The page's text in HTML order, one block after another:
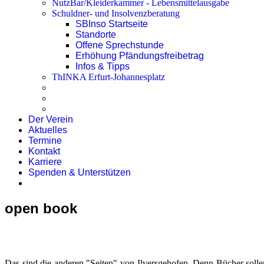
NutzBar/Kleiderkammer - Lebensmittelausgabe
Schuldner- und Insolvenzberatung
SBInso Startseite
Standorte
Offene Sprechstunde
Erhöhung Pfändungsfreibetrag
Infos & Tipps
ThINKA Erfurt-Johannesplatz
Der Verein
Aktuelles
Termine
Kontakt
Karriere
Spenden & Unterstützen
open book